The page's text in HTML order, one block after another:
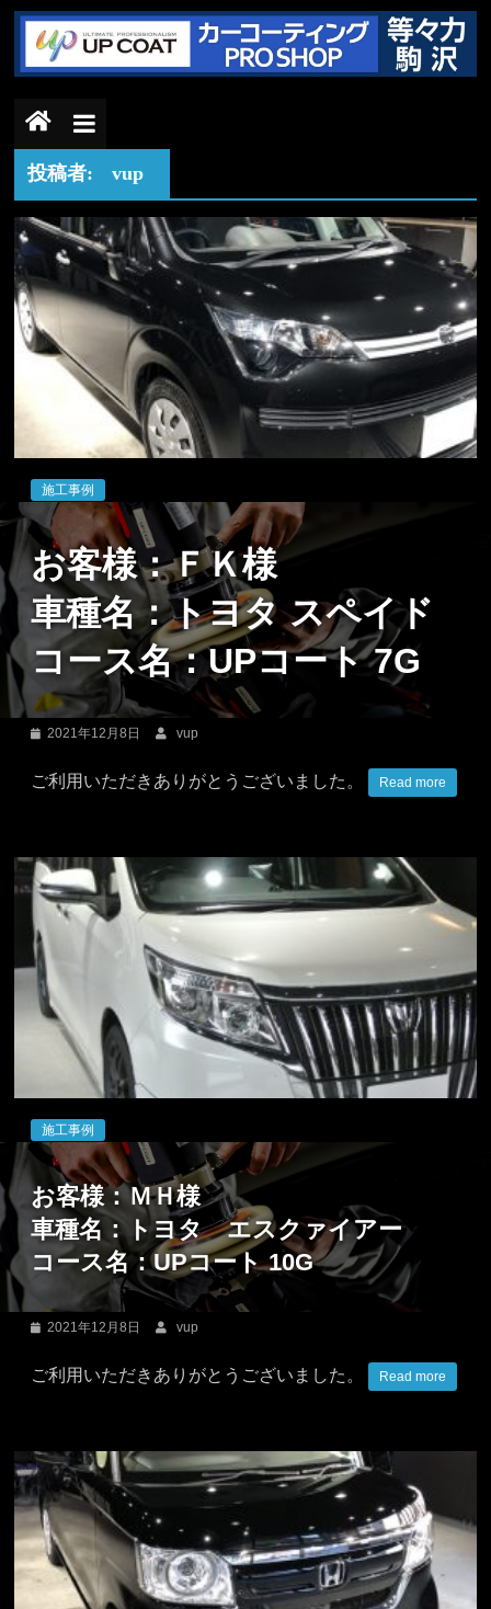
ッ
カ
ー
コ
ー
テ
ィ
ン
グ
PRO
SHOP
力
駒
沢
京
都
等々
力・
駒
沢
の
カ
ー
コ
グ
専
門
店。
愛
投稿者: vup
施工事例
お客様：ＦＫ様
車種名：トヨタ スペイド
コース名：UPコート 7G
2021年12月8日 vup
ご利用いただきありがとうございました。 Read more
施工事例
お客様：ＭＨ様
車種名：トヨタ エスクァイアー
コース名：UPコート 10G
2021年12月8日 vup
ご利用いただきありがとうございました。 Read more